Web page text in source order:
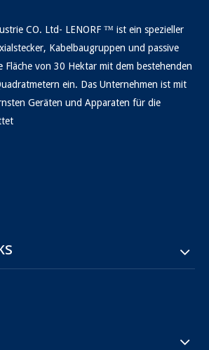
CO. Ltd- LENORF ™ ist ein spezieller
Kabelbaugruppen und passive
Fläche von 30 Hektar mit dem bestehenden
ein. Das Unternehmen ist mit
Geräten und Apparaten für die